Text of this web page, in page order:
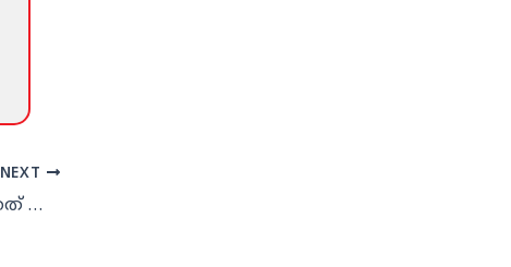
NEXT
പ്രവാസി വകുപ്പ് മുഖ്യമന്ത്രി ഏറ്റെടുത്തത് സ്വാഗതാര്‍ഹം: റിയാദ് ഒഐസിസി